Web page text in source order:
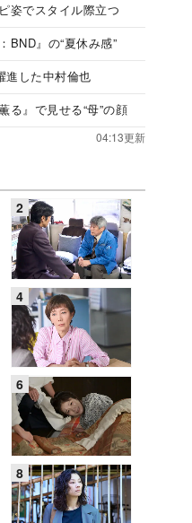
姿でスタイル際立つ
BND』の“夏休み感”
進した中村倫也
る』で見せる“母”の顔
04:13更新